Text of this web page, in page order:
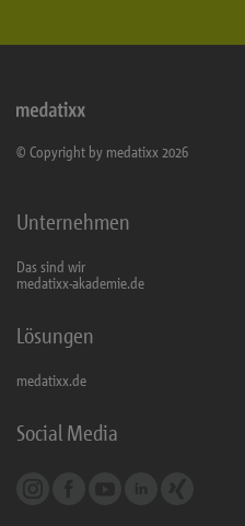
© Copyright by medatixx 2026
Unternehmen
Das sind wir
medatixx-akademie.de
Lösungen
medatixx.de
Social Media